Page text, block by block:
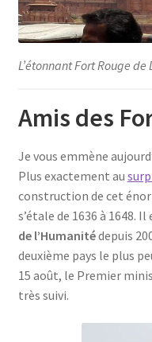
Pourquoi ce blog ?
QUIZ
Statistiques des Forces
TALENTS EN ACTION !
TESTEZ-VOUS : tous
Une GROWTH Année !
Validation de la
Votre bonus !
L’étonnant Fort Rouge
Amis des
Je vous emmène
Plus exactement au
construction de cet
s’étale de 1636 à 1648. Il
de l’Humanitédepuis
deuxième pays le plus
15 août, le Premier
très suivi.